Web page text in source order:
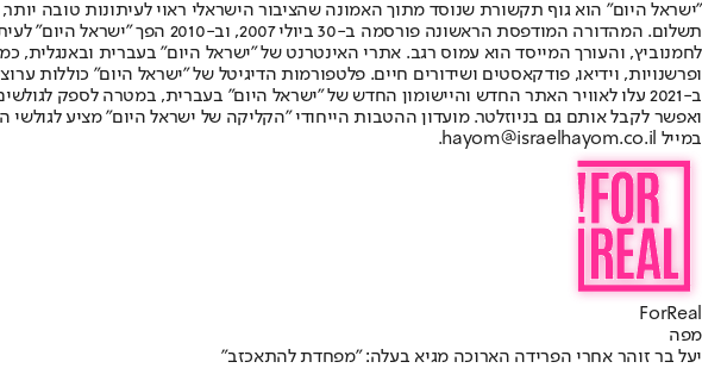
"ישראל היום" הוא גוף תקשורת שנוסד מתוך האמונה שהציבור הישראלי ראוי לעיתונות טובה
תשלום. המהדורה המודפסת
ופרשנויות, וידיאו, פודקאסטים ושידורים חיים. פלטפורמות הדיגיטל של "ישראל היום" כוללות
ב-2021 עלו לאוויר האתר החדש והיישומון החדש של "ישראל היום" בעברית, במטרה לספק
ואפשר לקבל אותם גם בניוזלטר. מועדון ההטבות הייחודי "הקליקה של ישראל היום" מציע
במייל hayom@israelhayom.co.il.
ForReal
מפה
יעל בר זוהר אחרי הפרידה הארוכה מגיא בעלה: "מפחדת להתאכזב"